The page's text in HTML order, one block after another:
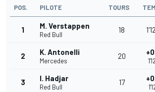
POS. PILOTE TOURS
1 M. Verstappen
Red Bull
18
2 K. Antonelli
Mercedes
20
3 I. Hadjar
Red Bull
17